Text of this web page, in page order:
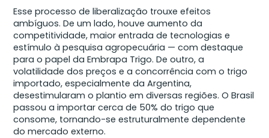
Esse processo de liberalização trouxe efeitos
ambíguos. De um lado, houve aumento da
competitividade, maior entrada de tecnologias e
estímulo à pesquisa agropecuária — com destaque
para o papel da Embrapa Trigo. De outro, a
volatilidade dos preços e a concorrência com o trigo
importado, especialmente da Argentina,
desestimularam o plantio em diversas regiões. O Brasil
passou a importar cerca de 50% do trigo que
consome, tornando-se estruturalmente dependente
do mercado externo.